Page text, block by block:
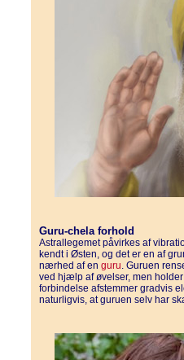
Guru-chela forhold
Astrallegemet påvirkes af
kendt i Østen, og det er en af
nærhed af en guru. Guruen
ved hjælp af øvelser, men
forbindelse afstemmer gradvis
naturligvis, at guruen selv har